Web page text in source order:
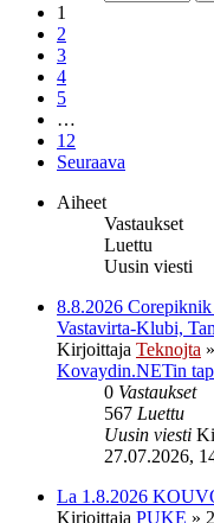
1
2
3
4
5
…
12
Seuraava
Aiheet
Vastaukset
Luettu
Uusin viesti
8.8.2026
Vastavirta-Klubi,
Kirjoittaja Teknojta »
Kovaydin.NETin
0 Vastaukset
567 Luettu
Uusin viesti
27.07.2026,
La 1.8.2026
Kirjoittaja PUKE »